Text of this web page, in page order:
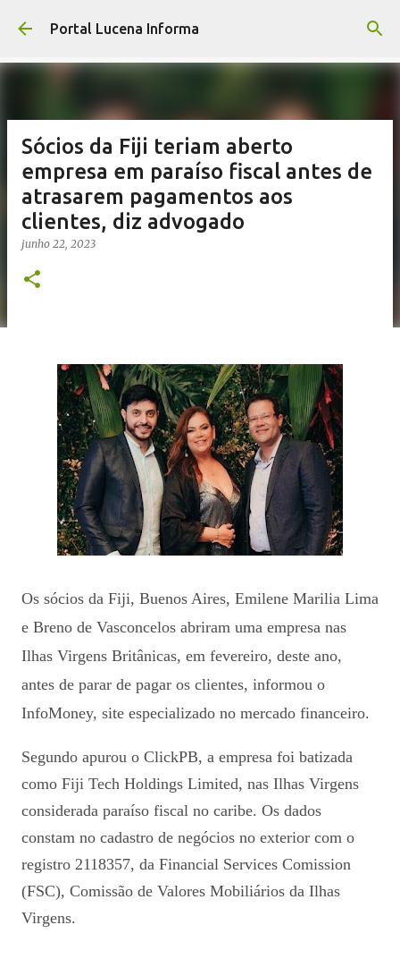
Pular para o conteúdo principal
Portal Lucena Informa
Sócios da Fiji teriam aberto
empresa em paraíso fiscal antes de
atrasarem pagamentos aos
clientes, diz advogado
junho 22, 2023
Os sócios da Fiji, Buenos Aires, Emilene Marilia Lima
e Breno de Vasconcelos abriram uma empresa nas
Ilhas Virgens Britânicas, em fevereiro, deste ano,
antes de parar de pagar os clientes, informou o
InfoMoney, site especializado no mercado financeiro.
Segundo apurou o ClickPB, a empresa foi batizada
como Fiji Tech Holdings Limited, nas Ilhas Virgens
considerada paraíso fiscal no caribe. Os dados
constam no cadastro de negócios no exterior com o
registro 2118357, da Financial Services Comission
(FSC), Comissão de Valores Mobiliários da Ilhas
Virgens.